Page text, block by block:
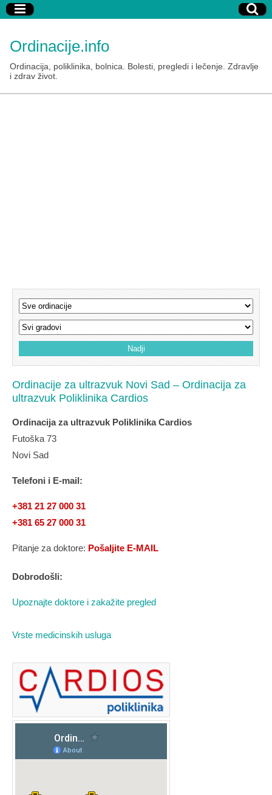
Ordinacije.info
Ordinacija, poliklinika, bolnica. Bolesti, pregledi i lečenje. Zdravlje
i zdrav život.
Ordinacije za ultrazvuk Novi Sad – Ordinacija za
ultrazvuk Poliklinika Cardios
Ordinacija za ultrazvuk Poliklinika Cardios
Futoška 73
Novi Sad
Telefoni i E-mail:
+381 21 27 000 31
+381 65 27 000 31
Pitanje za doktore: Pošaljite E-MAIL
Dobrodošli:
Upoznajte doktore i zakažite pregled
Vrste medicinskih usluga